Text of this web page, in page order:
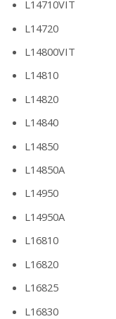
L14710VIT
L14720
L14800VIT
L14810
L14820
L14840
L14850
L14850A
L14950
L14950A
L16810
L16820
L16825
L16830